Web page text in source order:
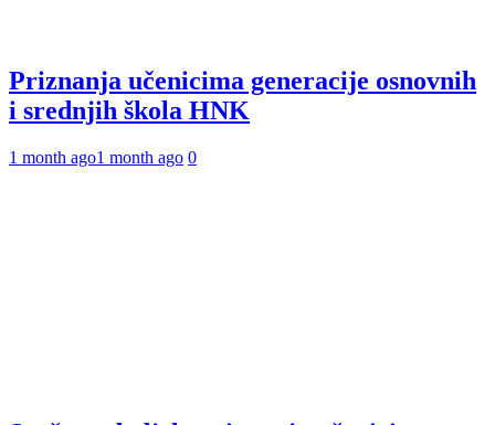
Priznanja učenicima generacije osnovnih
i srednjih škola HNK
1 month ago1 month ago 0